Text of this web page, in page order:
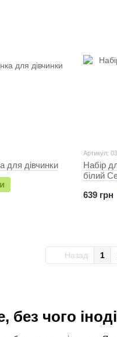
чого
для дівчинки
Артикул:
Набір
бiлий
639 грн
Назад 1